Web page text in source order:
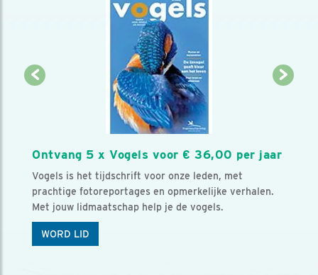
Ontvang 5 x Vogels voor € 36,00 per jaar
Vogels is het tijdschrift voor onze leden, met
prachtige fotoreportages en opmerkelijke verhalen.
Met jouw lidmaatschap help je de vogels.
WORD LID